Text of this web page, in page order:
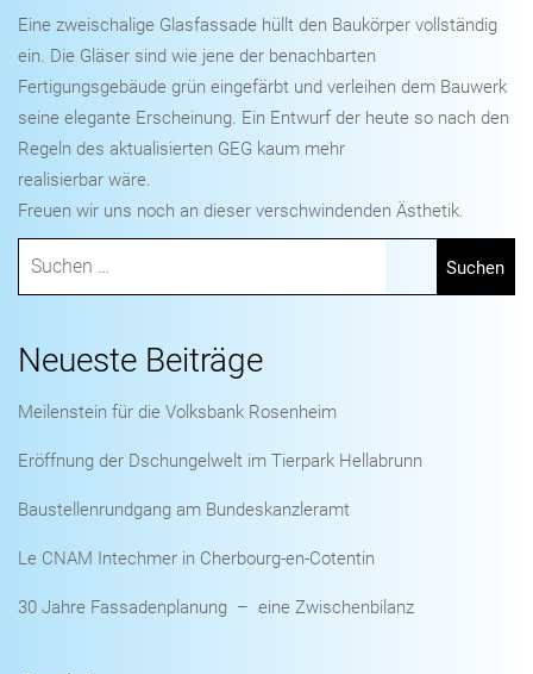
Eine zweischalige Glasfassade hüllt den Baukörper vollständig
ein. Die Gläser sind wie jene der benachbarten
Fertigungsgebäude grün eingefärbt und verleihen dem Bauwerk
seine elegante Erscheinung. Ein Entwurf der heute so nach den
Regeln des aktualisierten GEG kaum mehr
realisierbar wäre.
Freuen wir uns noch an dieser verschwindenden Ästhetik.
Neueste Beiträge
Meilenstein für die Volksbank Rosenheim
Eröffnung der Dschungelwelt im Tierpark Hellabrunn
Baustellenrundgang am Bundeskanzleramt
Le CNAM Intechmer in Cherbourg-en-Cotentin
30 Jahre Fassadenplanung – eine Zwischenbilanz